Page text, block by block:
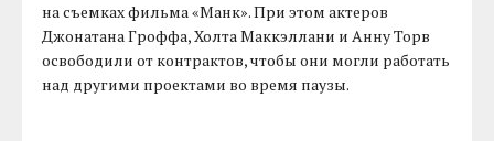
на съемках фильма «Манк». При этом актеров
Джонатана Гроффа, Холта Маккэллани и Анну Торв
освободили от контрактов, чтобы они могли работать
над другими проектами во время паузы.